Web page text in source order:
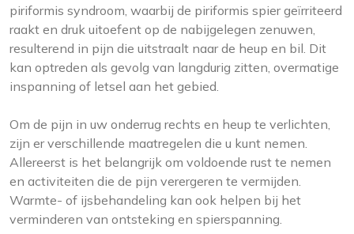
piriformis syndroom, waarbij de piriformis spier geïrriteerd
raakt en druk uitoefent op de nabijgelegen zenuwen,
resulterend in pijn die uitstraalt naar de heup en bil. Dit
kan optreden als gevolg van langdurig zitten, overmatige
inspanning of letsel aan het gebied.
Om de pijn in uw onderrug rechts en heup te verlichten,
zijn er verschillende maatregelen die u kunt nemen.
Allereerst is het belangrijk om voldoende rust te nemen
en activiteiten die de pijn verergeren te vermijden.
Warmte- of ijsbehandeling kan ook helpen bij het
verminderen van ontsteking en spierspanning.